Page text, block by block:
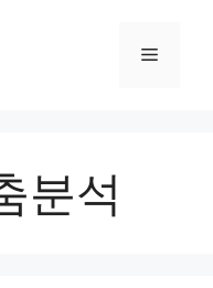
메
분석